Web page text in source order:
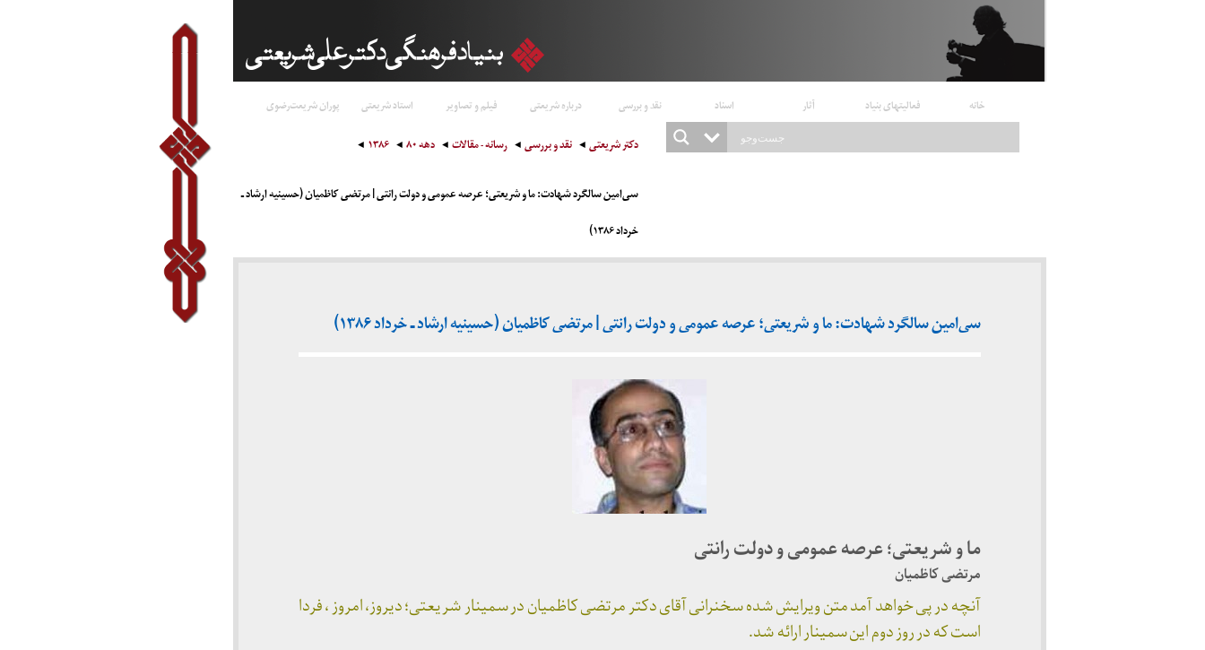
خانه فعالیتهای بنیاد آثار اسناد نقد و بررسی درباره شریعتی فیلم و تصاویر استاد شریعتی پوران شریعت‌رضوی
دکتر شریعتی نقد و بررسی رسانه - مقالات دهه ۸۰ ۱۳۸۶
سی‌امین سالگرد شهادت: ما و شریعتی؛ عرصه عمومی و دولت رانتی | مرتضی کاظمیان (حسینیه ارشاد ـ
خرداد ۱۳۸۶)
سی‌امین سالگرد شهادت: ما و شریعتی؛ عرصه عمومی و دولت رانتی | مرتضی کاظمیان (حسینیه ارشاد ـ خرداد ۱۳۸۶)
ما و شریعتی؛ عرصه عمومی و دولت رانتی
مرتضی کاظمیان
آنچه در پی خواهد آمد متن ویرایش شده سخنرانی آقای دکتر مرتضی کاظمیان در سمینار شریعتی؛ دیروز، امروز ، فردا
است که در روز دوم این سمینار ارائه شد.